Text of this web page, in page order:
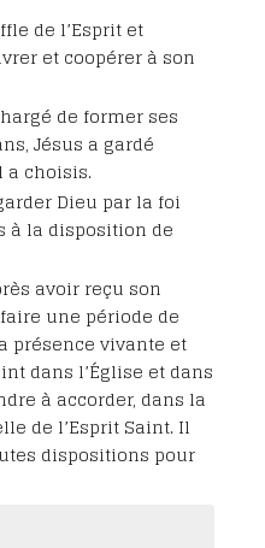
de l’Esprit et
et coopérer à son
de former ses
Jésus a gardé
a choisis.
Dieu par la foi
à la disposition de
avoir reçu son
une période de
présence vivante et
dans l’Église et dans
à accorder, dans la
de l’Esprit Saint. Il
dispositions pour